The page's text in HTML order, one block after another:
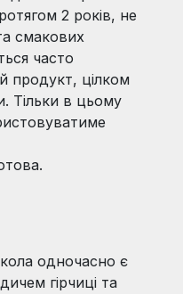
2 років, не
смакових
часто
продукт, цілком
Тільки в цьому
одночасно є
гірчиці та